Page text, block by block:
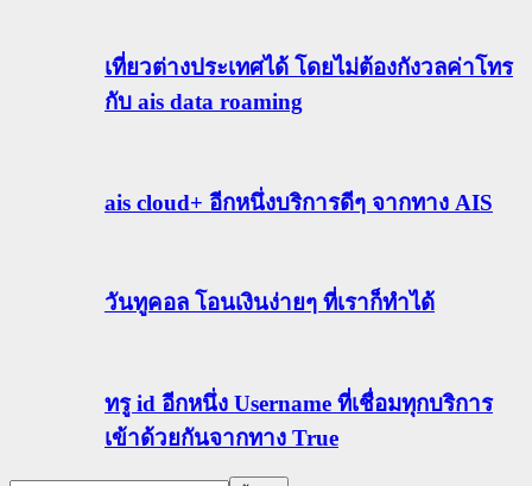
เที่ยวต่างประเทศได้ โดยไม่ต้องกังวลค่าโทร
กับ ais data roaming
ais cloud+ อีกหนึ่งบริการดีๆ จากทาง AIS
วันทูคอล โอนเงินง่ายๆ ที่เราก็ทำได้
ทรู id อีกหนึ่ง Username ที่เชื่อมทุกบริการ
เข้าด้วยกันจากทาง True